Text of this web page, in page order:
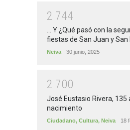
2 744
... Y ¿Qué pasó con la
fiestas de San Juan y San
Neiva 30 junio, 2025
2 700
José Eustasio Rivera, 135
nacimiento
Ciudadano, Cultura, Neiva 18